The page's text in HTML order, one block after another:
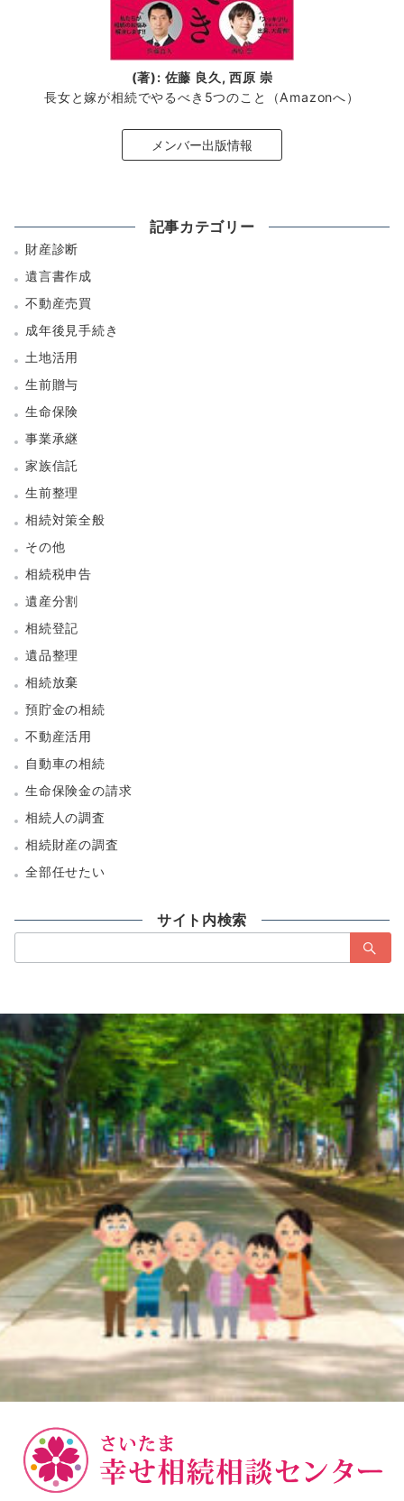
(著): 佐藤 良久, 西原 崇
長女と嫁が相続でやるべき5つのこと（Amazonへ）
メンバー出版情報
記事カテゴリー
財産診断
遺言書作成
不動産売買
成年後見手続き
土地活用
生前贈与
生命保険
事業承継
家族信託
生前整理
相続対策全般
その他
相続税申告
遺産分割
相続登記
遺品整理
相続放棄
預貯金の相続
不動産活用
自動車の相続
生命保険金の請求
相続人の調査
相続財産の調査
全部任せたい
サイト内検索
索：